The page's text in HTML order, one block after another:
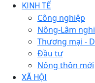
KINH TẾ
Công nghiệp
Nông-Lâm
Thương mại -
Đầu tư
Nông thôn mới
XÃ HỘI